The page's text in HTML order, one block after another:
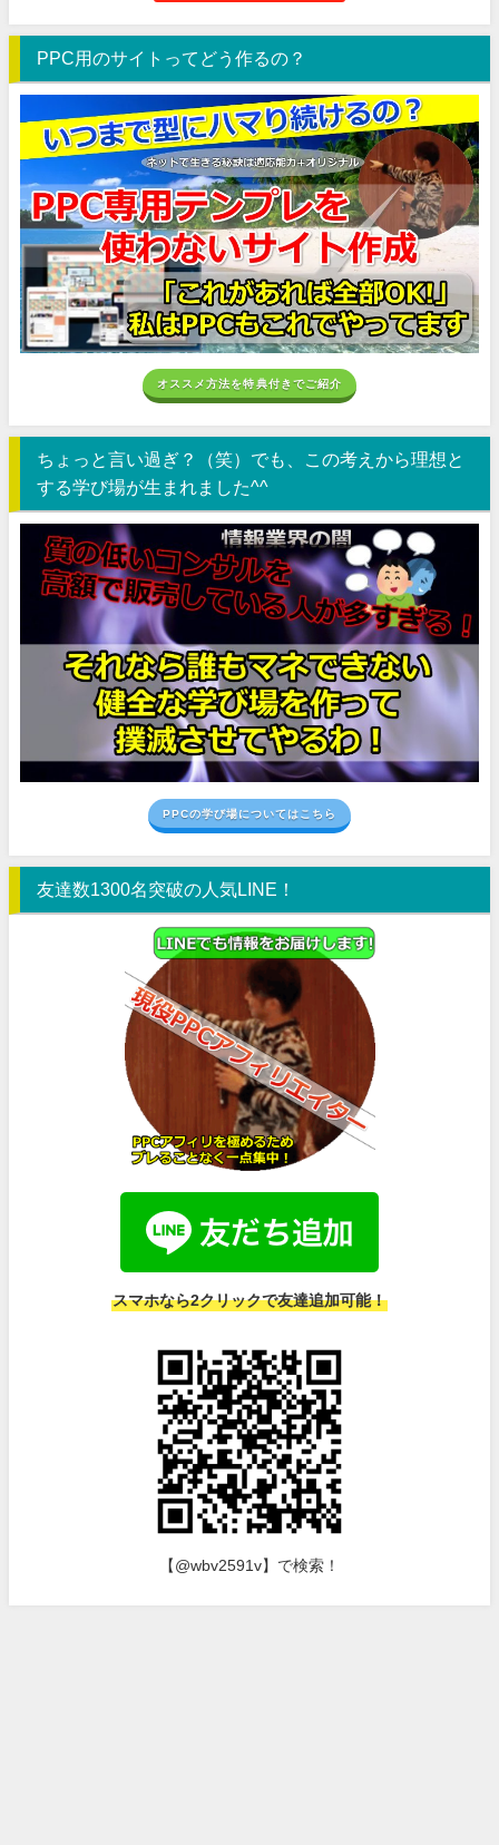
PPC用のサイトってどう作るの？
オススメ方法を特典付きでご紹介
ちょっと言い過ぎ？（笑）でも、この考えから理想と
する学び場が生まれました^^
PPCの学び場についてはこちら
友達数1300名突破の人気LINE！
スマホなら2クリックで友達追加可能！
【@wbv2591v】で検索！